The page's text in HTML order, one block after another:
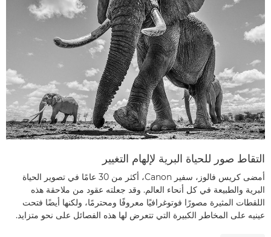
التقاط صور للحياة البرية لإلهام التغيير
أمضى كريس فالوز، سفير Canon، أكثر من 30 عامًا في تصوير الحياة
البرية والطبيعة في كل أنحاء العالم. وقد جعلته عقود من ملاحقة هذه
اللقطات المثيرة مصورًا فوتوغرافيًا معروفًا ومحترمًا، ولكنها أيضًا فتحت
عينيه على المخاطر الكبيرة التي تتعرض لها هذه الفصائل على نحو متزايد.